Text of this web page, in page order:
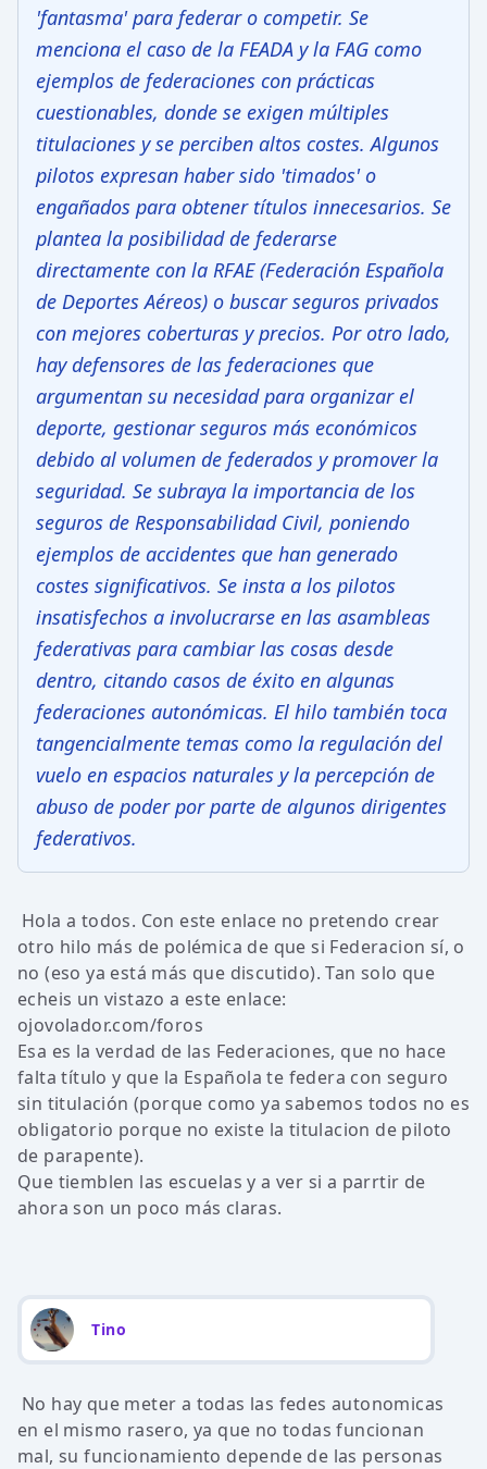
'fantasma' para federar o competir. Se
menciona el caso de la FEADA y la FAG como
ejemplos de federaciones con prácticas
cuestionables, donde se exigen múltiples
titulaciones y se perciben altos costes. Algunos
pilotos expresan haber sido 'timados' o
engañados para obtener títulos innecesarios. Se
plantea la posibilidad de federarse
directamente con la RFAE (Federación Española
de Deportes Aéreos) o buscar seguros privados
con mejores coberturas y precios. Por otro lado,
hay defensores de las federaciones que
argumentan su necesidad para organizar el
deporte, gestionar seguros más económicos
debido al volumen de federados y promover la
seguridad. Se subraya la importancia de los
seguros de Responsabilidad Civil, poniendo
ejemplos de accidentes que han generado
costes significativos. Se insta a los pilotos
insatisfechos a involucrarse en las asambleas
federativas para cambiar las cosas desde
dentro, citando casos de éxito en algunas
federaciones autonómicas. El hilo también toca
tangencialmente temas como la regulación del
vuelo en espacios naturales y la percepción de
abuso de poder por parte de algunos dirigentes
federativos.
Hola a todos. Con este enlace no pretendo crear
otro hilo más de polémica de que si Federacion sí, o
no (eso ya está más que discutido). Tan solo que
echeis un vistazo a este enlace:
ojovolador.com/foros
Esa es la verdad de las Federaciones, que no hace
falta título y que la Española te federa con seguro
sin titulación (porque como ya sabemos todos no es
obligatorio porque no existe la titulacion de piloto
de parapente).
Que tiemblen las escuelas y a ver si a parrtir de
ahora son un poco más claras.
Tino
No hay que meter a todas las fedes autonomicas
en el mismo rasero, ya que no todas funcionan
mal, su funcionamiento depende de las personas